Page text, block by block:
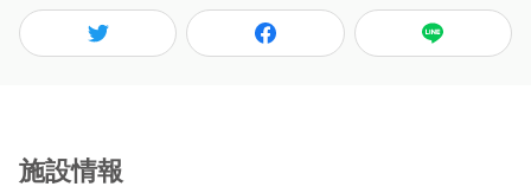
施設情報